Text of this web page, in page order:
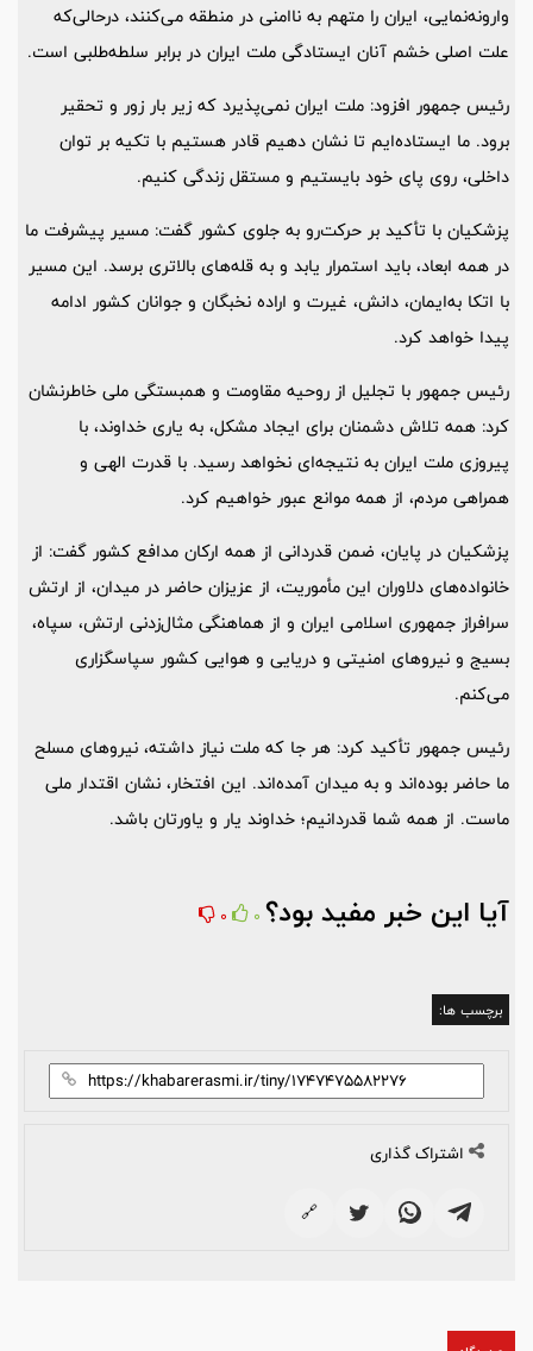
وارونه‌نمایی، ایران را متهم به ناامنی در منطقه می‌کنند، درحالی‌که
علت اصلی خشم آنان ایستادگی ملت ایران در برابر سلطه‌طلبی است.
رئیس جمهور افزود: ملت ایران نمی‌پذیرد که زیر بار زور و تحقیر
برود. ما ایستاده‌ایم تا نشان دهیم قادر هستیم با تکیه بر توان
داخلی، روی پای خود بایستیم و مستقل زندگی کنیم.
پزشکیان با تأکید بر حرکت‌رو به جلوی کشور گفت: مسیر پیشرفت ما
در همه ابعاد، باید استمرار یابد و به قله‌های بالاتری برسد. این مسیر
با اتکا به‌ایمان، دانش، غیرت و اراده نخبگان و جوانان کشور ادامه
پیدا خواهد کرد.
رئیس جمهور با تجلیل از روحیه مقاومت و همبستگی ملی خاطرنشان
کرد: همه تلاش دشمنان برای ایجاد مشکل، به یاری خداوند، با
پیروزی ملت ایران به نتیجه‌ای نخواهد رسید. با قدرت الهی و
همراهی مردم، از همه موانع عبور خواهیم کرد.
پزشکیان در پایان، ضمن قدردانی از همه ارکان مدافع کشور گفت: از
خانواده‌های دلاوران این مأموریت، از عزیزان حاضر در میدان، از ارتش
سرافراز جمهوری اسلامی ایران و از هماهنگی مثال‌زدنی ارتش، سپاه،
بسیج و نیروهای امنیتی و دریایی و هوایی کشور سپاسگزاری
می‌کنم.
رئیس جمهور تأکید کرد: هر جا که ملت نیاز داشته، نیروهای مسلح
ما حاضر بوده‌اند و به میدان آمده‌اند. این افتخار، نشان اقتدار ملی
ماست. از همه شما قدردانیم؛ خداوند یار و یاورتان باشد.
آیا این خبر مفید بود؟ 0
0
برچسب ها:
اشتراک گذاری
🔗